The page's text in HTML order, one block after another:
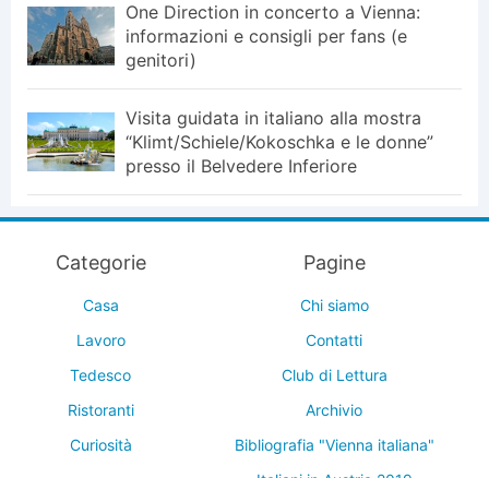
One Direction in concerto a Vienna:
informazioni e consigli per fans (e
genitori)
Visita guidata in italiano alla mostra
“Klimt/Schiele/Kokoschka e le donne”
presso il Belvedere Inferiore
Categorie
Casa
Lavoro
Tedesco
Ristoranti
Curiosità
Pagine
Chi siamo
Contatti
Club di Lettura
Archivio
Bibliografia "Vienna italiana"